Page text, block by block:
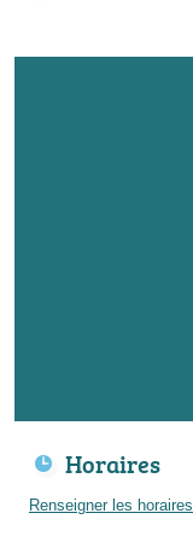
Horaires
Renseigner les horaires